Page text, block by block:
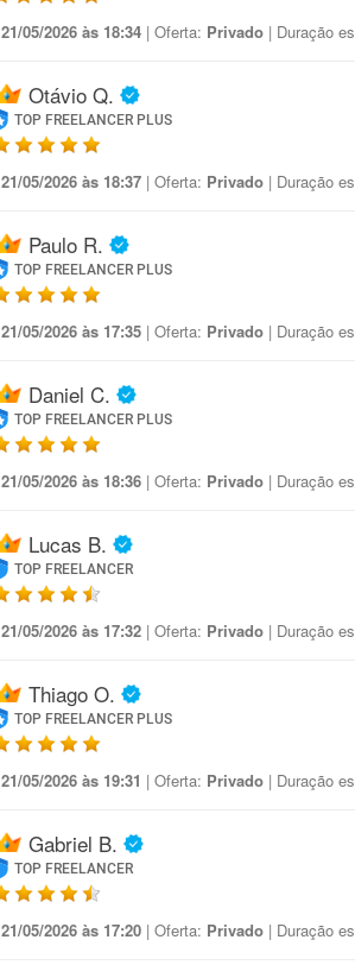
21/05/2026 às 18:34 | Oferta: Privado | Duração
Otávio Q.
TOP FREELANCER PLUS
21/05/2026 às 18:37 | Oferta: Privado | Duração
Paulo R.
TOP FREELANCER PLUS
21/05/2026 às 17:35 | Oferta: Privado | Duração
Daniel C.
TOP FREELANCER PLUS
21/05/2026 às 18:36 | Oferta: Privado | Duração
Lucas B.
TOP FREELANCER
21/05/2026 às 17:32 | Oferta: Privado | Duração
Thiago O.
TOP FREELANCER PLUS
21/05/2026 às 19:31 | Oferta: Privado | Duração
Gabriel B.
TOP FREELANCER
21/05/2026 às 17:20 | Oferta: Privado | Duração